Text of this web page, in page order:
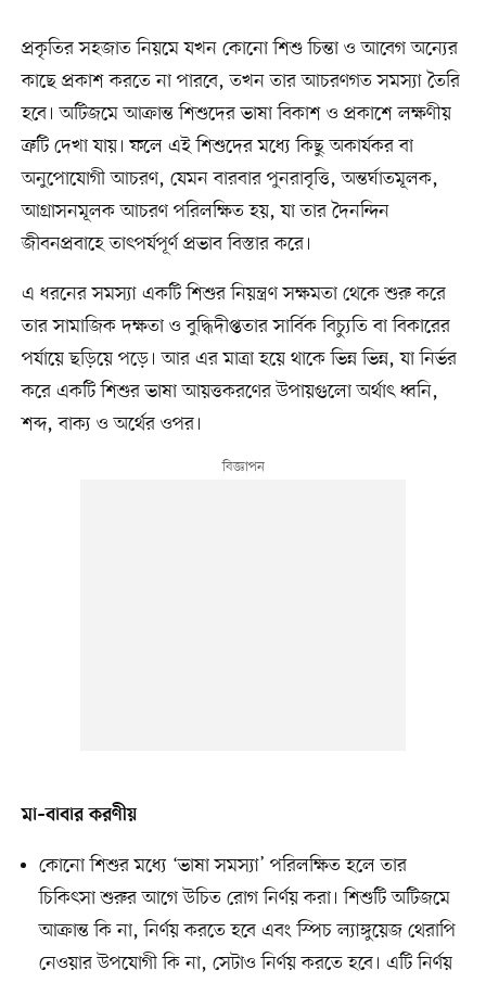
প্রকৃতির সহজাত নিয়মে যখন কোনো শিশু চিন্তা ও আবেগ অন্যের
কাছে প্রকাশ করতে না পারবে, তখন তার আচরণগত সমস্যা তৈরি
হবে। অটিজমে আক্রান্ত শিশুদের ভাষা বিকাশ ও প্রকাশে লক্ষণীয়
ত্রুটি দেখা যায়। ফলে এই শিশুদের মধ্যে কিছু অকার্যকর বা
অনুপোযোগী আচরণ, যেমন বারবার পুনরাবৃত্তি, অন্তর্ঘাতমূলক,
আগ্রাসনমূলক আচরণ পরিলক্ষিত হয়, যা তার দৈনন্দিন
জীবনপ্রবাহে তাৎপর্যপূর্ণ প্রভাব বিস্তার করে।
এ ধরনের সমস্যা একটি শিশুর নিয়ন্ত্রণ সক্ষমতা থেকে শুরু করে
তার সামাজিক দক্ষতা ও বুদ্ধিদীপ্ততার সার্বিক বিচ্যুতি বা বিকারের
পর্যায়ে ছড়িয়ে পড়ে। আর এর মাত্রা হয়ে থাকে ভিন্ন ভিন্ন, যা নির্ভর
করে একটি শিশুর ভাষা আয়ত্তকরণের উপায়গুলো অর্থাৎ ধ্বনি,
শব্দ, বাক্য ও অর্থের ওপর।
মা–বাবার করণীয়
কোনো শিশুর মধ্যে ‘ভাষা সমস্যা’ পরিলক্ষিত হলে তার
চিকিৎসা শুরুর আগে উচিত রোগ নির্ণয় করা। শিশুটি অটিজমে
আক্রান্ত কি না, নির্ণয় করতে হবে এবং স্পিচ ল্যাঙ্গুয়েজ থেরাপি
নেওয়ার উপযোগী কি না, সেটাও নির্ণয় করতে হবে। এটি নির্ণয়